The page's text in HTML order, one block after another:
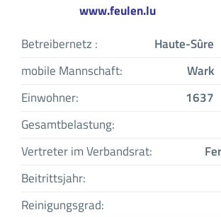
www.feulen.lu
Betreibernetz :
Haute-Sûre
mobile Mannschaft:
Wark
Einwohner:
1637
Gesamtbelastung:
Vertreter im Verbandsrat:
Beitrittsjahr:
Reinigungsgrad: